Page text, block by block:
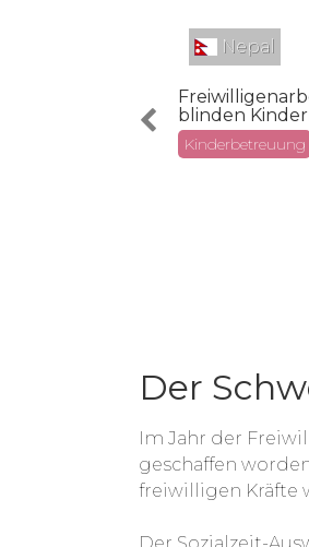
Nepal
blinden
Kinderbetreuung
Der
Im Jahr der
geschaffen
freiwilligen Kräfte